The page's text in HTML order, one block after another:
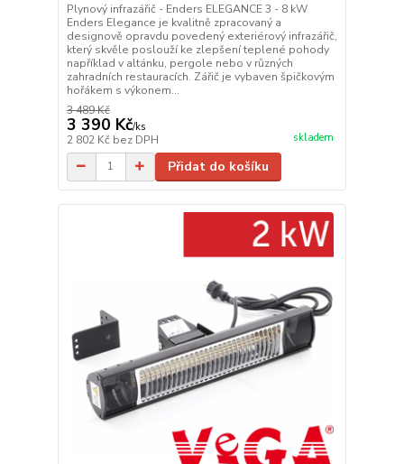
Plynový infrazářič - Enders ELEGANCE 3 - 8 kW
Enders Elegance je kvalitně zpracovaný a
designově opravdu povedený exteriérový infrazářič,
který skvěle poslouží ke zlepšení teplené pohody
například v altánku, pergole nebo v různých
zahradních restauracích. Zářič je vybaven špičkovým
hořákem s výkonem...
3 489 Kč
3 390 Kč/ks
2 802 Kč bez DPH skladem
Přidat do košíku